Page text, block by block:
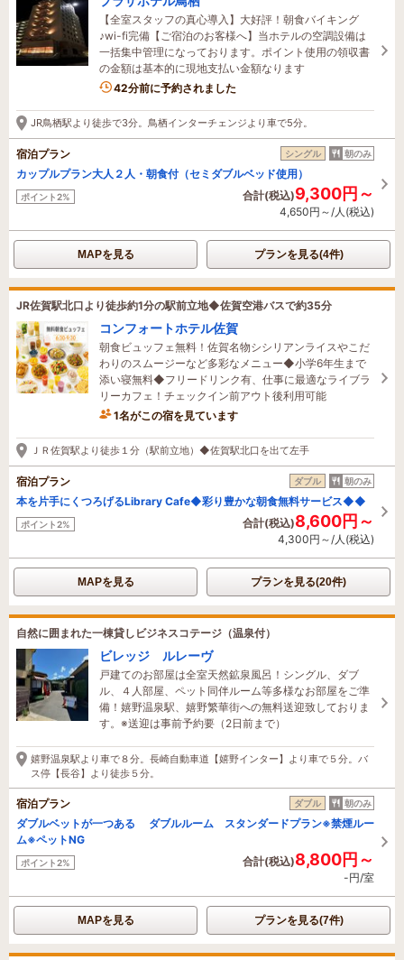
【全室スタッフの真心導入】大好評！朝食バイキング
♪wi-fi完備【ご宿泊のお客様へ】当ホテルの空調設備は
一括集中管理になっております。ポイント使用の領収書
の金額は基本的に現地支払い金額なります
42分前に予約されました
JR鳥栖駅より徒歩で3分。鳥栖インターチェンジより車で5分。
宿泊プラン シングル 朝のみ
カップルプラン大人２人・朝食付（セミダブルベッド使用）
ポイント2% 合計(税込)9,300円～
4,650円～/人(税込)
MAPを見る プランを見る(4件)
JR佐賀駅北口より徒歩約1分の駅前立地◆佐賀空港バスで約35分
コンフォートホテル佐賀
朝食ビュッフェ無料！佐賀名物シシリアンライスやこだ
わりのスムージーなど多彩なメニュー◆小学6年生まで
添い寝無料◆フリードリンク有、仕事に最適なライブラ
リーカフェ！チェックイン前アウト後利用可能
1名がこの宿を見ています
3時間前に予約されました
ＪＲ佐賀駅より徒歩１分（駅前立地）◆佐賀駅北口を出て左手
宿泊プラン ダブル 朝のみ
本を片手にくつろげるLibrary Cafe◆彩り豊かな朝食無料サービス◆◆
ポイント2% 合計(税込)8,600円～
4,300円～/人(税込)
MAPを見る プランを見る(20件)
自然に囲まれた一棟貸しビジネスコテージ（温泉付）
ビレッジ ルレーヴ
戸建てのお部屋は全室天然鉱泉風呂！シングル、ダブ
ル、４人部屋、ペット同伴ルーム等多様なお部屋をご準
備！嬉野温泉駅、嬉野繁華街への無料送迎致しておりま
す。※送迎は事前予約要（2日前まで）
嬉野温泉駅より車で８分。長崎自動車道【嬉野インター】より車で５分。バ
ス停【長谷】より徒歩５分。
宿泊プラン ダブル 朝のみ
ダブルベットが一つある ダブルルーム スタンダードプラン※禁煙ルー
ム※ペットNG
ポイント2% 合計(税込)8,800円～
-円/室
MAPを見る プランを見る(7件)